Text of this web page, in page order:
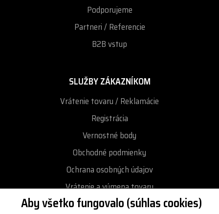
Aby všetko fungovalo (súhlas cookies)
Podporujeme
Partneri / Referencie
B2B vstup
SLUŽBY ZÁKAZNÍKOM
Vrátenie tovaru / Reklamácie
Registrácia
Vernostné body
Obchodné podmienky
Ochrana osobných údajov
Vrátenie a výmena tovaru
Reklamácie